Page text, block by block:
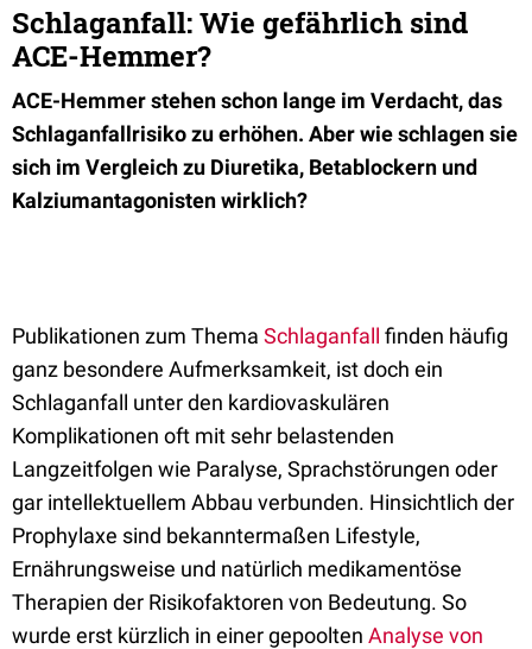
Schlaganfall: Wie gefährlich sind
ACE-Hemmer?
ACE-Hemmer stehen schon lange im Verdacht, das
Schlaganfallrisiko zu erhöhen. Aber wie schlagen sie
sich im Vergleich zu Diuretika, Betablockern und
Kalziumantagonisten wirklich?
Publikationen zum Thema Schlaganfall finden häufig
ganz besondere Aufmerksamkeit, ist doch ein
Schlaganfall unter den kardiovaskulären
Komplikationen oft mit sehr belastenden
Langzeitfolgen wie Paralyse, Sprachstörungen oder
gar intellektuellem Abbau verbunden. Hinsichtlich der
Prophylaxe sind bekanntermaßen Lifestyle,
Ernährungsweise und natürlich medikamentöse
Therapien der Risikofaktoren von Bedeutung. So
wurde erst kürzlich in einer gepoolten Analyse von